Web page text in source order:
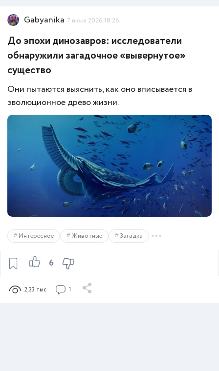
6
Gabyanika 7 июня 2026 18:26
До эпохи динозавров: исследователи
обнаружили загадочное «вывернутое»
существо
Они пытаются выяснить, как оно вписывается в
эволюционное древо жизни.
Интересное Животные Загадка
2,33 тыс 1